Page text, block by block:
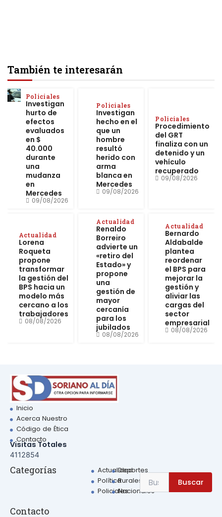
También te interesarán
Policiales
Investigan
hurto de
efectos
evaluados
en $
40.000
durante
una
mudanza
en
Mercedes
09/08/2026
Policiales
Investigan
hecho en el
que un
hombre
resultó
herido con
arma
blanca en
Mercedes
09/08/2026
Policiales
Procedimiento
del GRT
finaliza con un
detenido y un
vehículo
recuperado
09/08/2026
Actualidad
Lorena
Roqueta
propone
transformar
la gestión del
BPS hacia un
modelo más
cercano a los
trabajadores
08/08/2026
Actualidad
Renaldo
Borreiro
advierte un
«retiro del
Estado» y
propone
una
gestión de
mayor
cercanía
para los
jubilados
08/08/2026
Actualidad
Bernardo
Aldabalde
plantea
reordenar
el BPS para
mejorar la
gestión y
aliviar las
cargas del
sector
empresarial
08/08/2026
Inicio
Acerca Nuestro
Código de Ética
Contacto
Visitas Totales
4112854
Categorías
Actualidad
Política
Policiales
Deportes
Rurales
Nacionales
Search
for:
Buscar
Contacto